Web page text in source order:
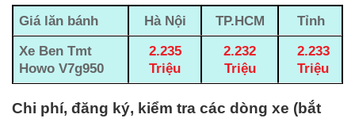
Giá lăn bánh Hà Nội TP.HCM
Tỉnh
Xe Ben Tmt
Howo V7g950
2.235
Triệu
2.232
Triệu
2.233
Triệu
Chi phí, đăng ký, kiểm tra các dòng xe (bắt